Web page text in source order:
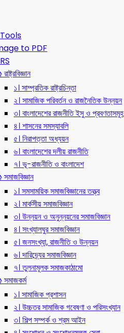
to PDF
১। সাম্প্রতিক রাষ্ট্রচিন্তা
২। সামাজিক পরিবর্তন ও রাজনৈতিক উন্নয়ন
৩। বাংলাদেশের রাজনীতি ইসু ও প্রবণতাসমূহ
৪। শাসনের সমস্যাবলি
৫। নিরাপত্তা অধ্যয়ন
৬। বাংলাদেশের দলীয় রাজনীতি
৭। ভূ-রাজনীতি ও বাংলাদেশ
১। সমসাময়িক সমাজবিজ্ঞানের তত্ত্ব
২। মার্কসীয় সমাজবিজ্ঞান
৩। উন্নয়ন ও অনুন্নয়নের সমাজবিজ্ঞান
৪। সংখ্যালঘুর সমাজবিজ্ঞান
৫। জনসংখ্যা, রাজনীতি ও উন্নয়ন
৬। দারিদ্র্যের সমাজবিজ্ঞান
৭। তুলনামূলক সমাজকাঠামো
১। সামাজিক প্রশাসন
২। উচ্চতর সামাজিক গবেষণা ও পরিসংখ্যান
৩। শিল্প সম্পর্ক ও শ্রম আইন